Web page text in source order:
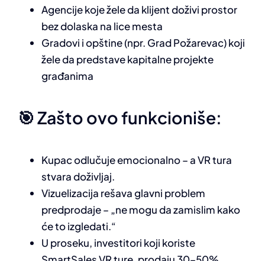
Agencije koje žele da klijent doživi prostor
bez dolaska na lice mesta
Gradovi i opštine (npr. Grad Požarevac) koji
žele da predstave kapitalne projekte
građanima
🎯 Zašto ovo funkcioniše:
Kupac odlučuje emocionalno – a VR tura
stvara doživljaj.
Vizuelizacija rešava glavni problem
predprodaje – „ne mogu da zamislim kako
će to izgledati.“
U proseku, investitori koji koriste